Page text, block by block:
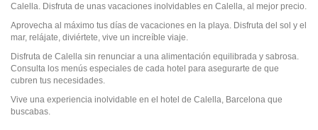
Calella. Disfruta de unas vacaciones inolvidables en Calella, al mejor precio.
Aprovecha al máximo tus días de vacaciones en la playa. Disfruta del sol y el
mar, relájate, diviértete, vive un increíble viaje.
Disfruta de Calella sin renunciar a una alimentación equilibrada y sabrosa.
Consulta los menús especiales de cada hotel para asegurarte de que
cubren tus necesidades.
Vive una experiencia inolvidable en el hotel de Calella, Barcelona que
buscabas.